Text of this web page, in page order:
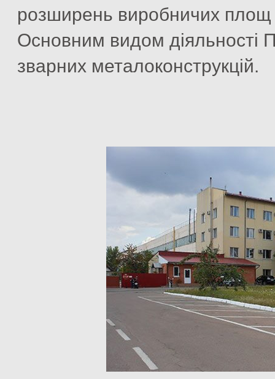
розширень виробничих площ
Основним видом
зварних металоконструкцій.